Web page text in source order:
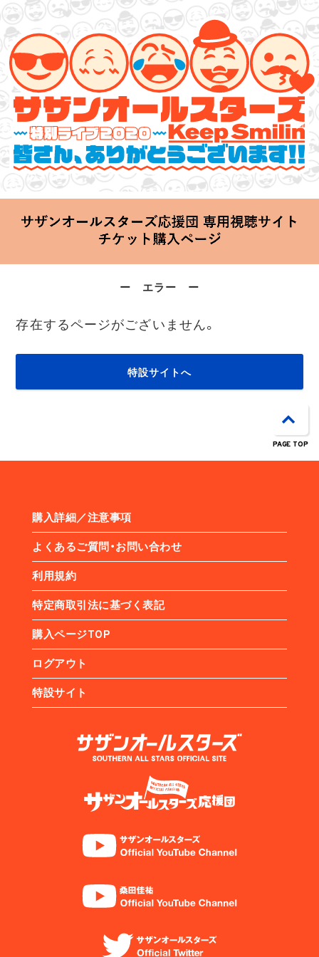
サザンオールスターズ 特別ライブ 2020
「Keep Smilin’～皆さん、ありがとうございます!!～」
2020.06.25 Thu 20:00 Start at 横浜アリーナ
ー エラー ー
存在するページがございません。
特設サイトへ
購入詳細／注意事項
よくあるご質問・お問い合わせ
利用規約
特定商取引法に基づく表記
購入ページTOP
ログアウト
特設サイト
PAGE TOP